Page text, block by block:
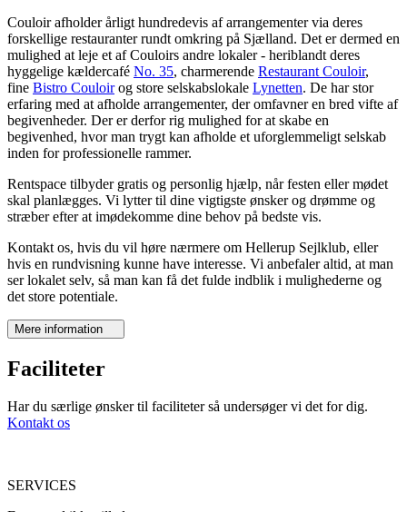
Couloir afholder årligt hundredevis af arrangementer via deres
forskellige restauranter rundt omkring på Sjælland. Det er dermed en
mulighed at leje et af Couloirs andre lokaler - heriblandt deres
hyggelige kældercafé No. 35, charmerende Restaurant Couloir,
fine Bistro Couloirog store selskabslokale Lynetten. De har stor
erfaring med at afholde arrangementer, der omfavner en bred vifte af
begivenheder. Der er derfor rig mulighed for at skabe en
begivenhed, hvor man trygt kan afholde et uforglemmeligt selskab
inden for professionelle rammer.
Rentspace tilbyder gratis og personlig hjælp, når festen eller mødet
skal planlægges. Vi lytter til dine vigtigste ønsker og drømme og
stræber efter at imødekomme dine behov på bedste vis.
Kontakt os, hvis du vil høre nærmere om Hellerup Sejlklub, eller
hvis en rundvisning kunne have interesse. Vi anbefaler altid, at man
ser lokalet selv, så man kan få det fulde indblik i mulighederne og
det store potentiale.
Mere information
Faciliteter
Har du særlige ønsker til faciliteter så undersøger vi det for dig.
Kontakt os
SERVICES